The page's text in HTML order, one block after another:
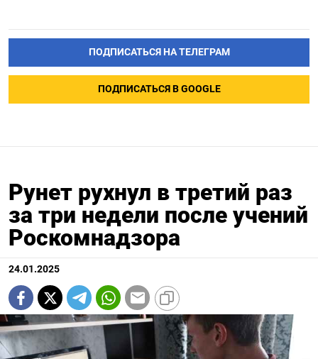
ПОДПИСАТЬСЯ НА ТЕЛЕГРАМ
ПОДПИСАТЬСЯ В GOOGLE
Рунет рухнул в третий раз
за три недели после учений
Роскомнадзора
24.01.2025